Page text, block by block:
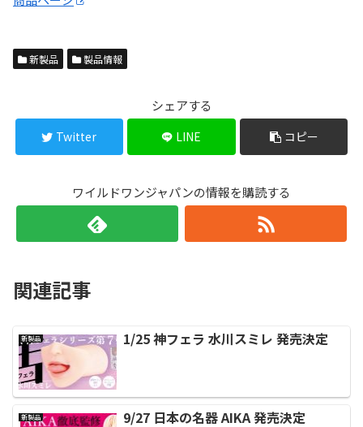
新製品 製品情報
シェアする
Twitter LINE コピー
ワイルドワンジャパンの情報を購読する
関連記事
新製品 1/25 神フェラ 水川スミレ 発売決定
新製品 9/27 日本の名器 AIKA 発売決定